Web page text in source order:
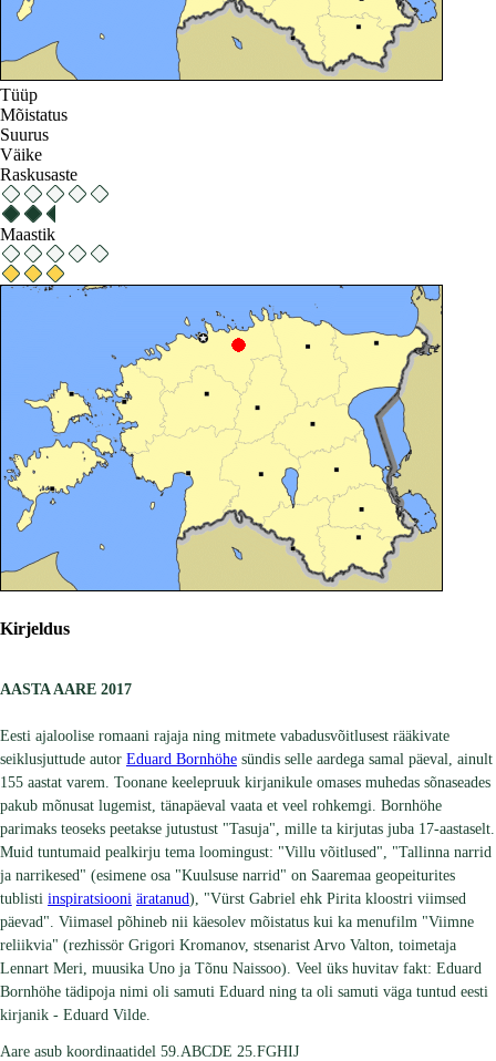
Tüüp
Mõistatus
Suurus
Väike
Raskusaste
Maastik
Kirjeldus
AASTA AARE 2017
Eesti ajaloolise romaani rajaja ning mitmete vabadusvõitlusest rääkivate
seiklusjuttude autor Eduard Bornhöhe sündis selle aardega samal päeval, ainult
155 aastat varem. Toonane keelepruuk kirjanikule omases muhedas sõnaseades
pakub mõnusat lugemist, tänapäeval vaata et veel rohkemgi. Bornhöhe
parimaks teoseks peetakse jutustust "Tasuja", mille ta kirjutas juba 17-aastaselt.
Muid tuntumaid pealkirju tema loomingust: "Villu võitlused", "Tallinna narrid
ja narrikesed" (esimene osa "Kuulsuse narrid" on Saaremaa geopeiturites
tublisti inspiratsiooni äratanud), "Vürst Gabriel ehk Pirita kloostri viimsed
päevad". Viimasel põhineb nii käesolev mõistatus kui ka menufilm "Viimne
reliikvia" (rezhissör Grigori Kromanov, stsenarist Arvo Valton, toimetaja
Lennart Meri, muusika Uno ja Tõnu Naissoo). Veel üks huvitav fakt: Eduard
Bornhöhe tädipoja nimi oli samuti Eduard ning ta oli samuti väga tuntud eesti
kirjanik - Eduard Vilde.
Aare asub koordinaatidel 59.ABCDE 25.FGHIJ